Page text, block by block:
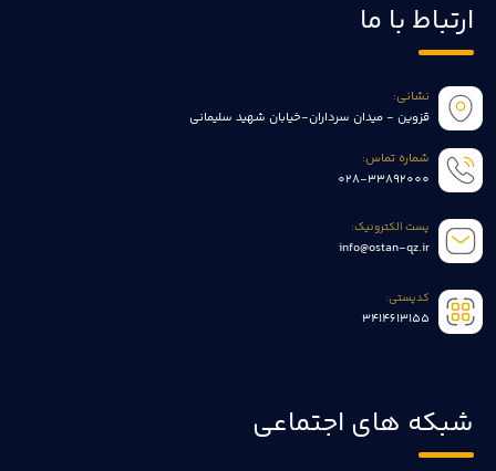
ارتباط با ما
نشانی:
قزوین - میدان سرداران-خیابان شهید سلیمانی
شماره تماس:
028-33892000
پست الکترونیک:
info@ostan-qz.ir
کدپستی:
3414613155
شبکه های اجتماعی